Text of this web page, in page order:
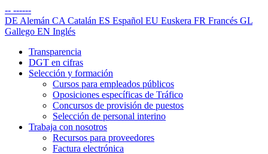
-- ------
DE Alemán CA Catalán ES Español EU Euskera FR Francés GL
Gallego EN Inglés
Transparencia
DGT en cifras
Selección y formación
Cursos para empleados públicos
Oposiciones específicas de Tráfico
Concursos de provisión de puestos
Selección de personal interino
Trabaja con nosotros
Recursos para proveedores
Factura electrónica